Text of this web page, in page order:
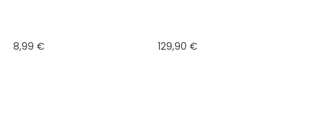
8,99€ 129,90€